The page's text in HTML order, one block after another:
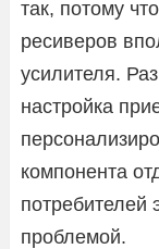
так, потому
ресиверов
усилителя.
настройка
компонента
потребителей
проблемой.